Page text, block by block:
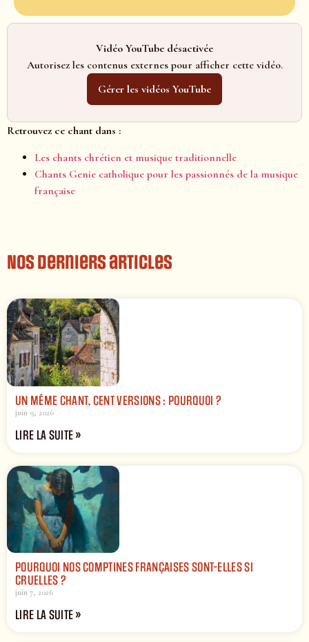
Vidéo YouTube désactivée
Autorisez les contenus externes pour afficher cette vidéo.
Gérer les vidéos YouTube
Retrouvez ce chant dans :
Les chants chrétien et musique traditionnelle
Chants Genie catholique pour les passionnés de la musique
française
Nos derniers articles
UN MÊME CHANT, CENT VERSIONS : POURQUOI ?
juin 9, 2026
LIRE LA SUITE »
POURQUOI NOS COMPTINES FRANÇAISES SONT-ELLES SI
CRUELLES ?
juin 7, 2026
LIRE LA SUITE »